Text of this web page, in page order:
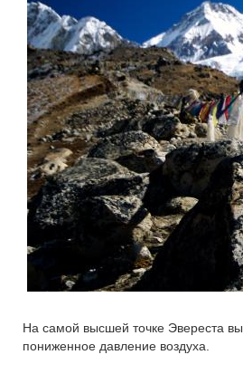
На самой высшей точке Эвереста
пониженное давление воздуха.